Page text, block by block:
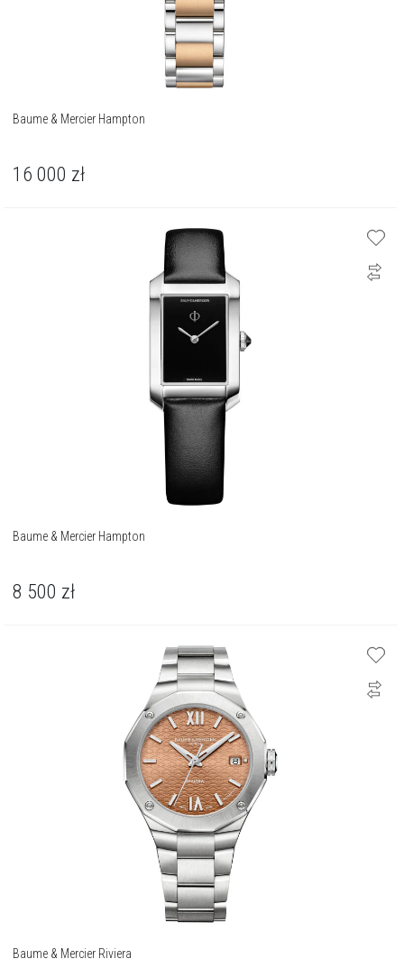
Baume & Mercier Hampton
16 000 zł
Baume & Mercier Hampton
8 500 zł
Baume & Mercier Riviera